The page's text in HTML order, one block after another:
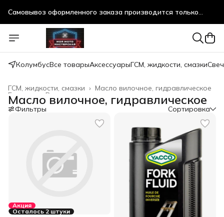
Самовывоз оформленного заказа производится только
Самовывоз оформленного заказа производится только
после предварительного согласования!
КолумбусВсе товарыАксессуарыГСМ, жидкости, смазки
Масло вилочное, гидравлическое
ГСМ, жидкости, смазки ›
Все товары
Главная
Масло вилочное, гидравлическое
Фильтры Сортировка
Акция
Осталось 2 штуки